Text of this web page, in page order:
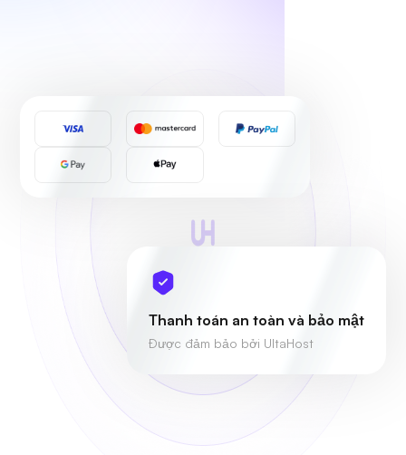
Thanh toán an toàn và bảo mật
Được đảm bảo bởi UltaHost